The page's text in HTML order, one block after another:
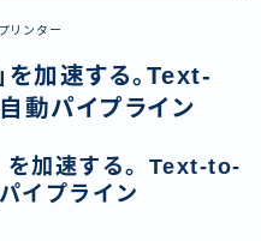
リンター
加速する。Text-
動パイプライン
加速する。Text-to-
イプライン